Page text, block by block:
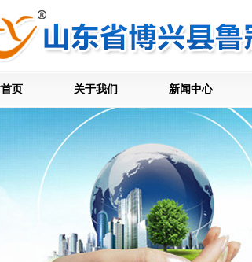
页 关于我们 新闻中心